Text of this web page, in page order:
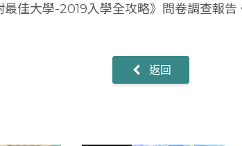
佳大學-2019入學全攻略》問卷調查報告
返回